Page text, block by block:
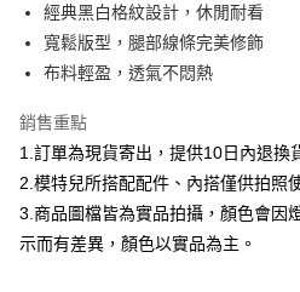
上海商業儲蓄銀行
國泰世華商業銀行
臺灣中小企業銀行
聯邦商業銀行
元大商業銀行
台新國際商業銀行
台灣樂天信用卡公司
LINE Pay
Apple Pay
悠遊付
Google Pay
大哥付你分期
經典黑白格紋設計，休閒耐看
寬鬆版型，腿部線條完美修飾
布料輕盈，透氣不悶熱
銷售重點
1.訂單為現貨寄出，提供10日內退換
2.模特兒所搭配配件、內搭僅供拍照
3.商品圖檔皆為實品拍攝，顏色會因
示而有差異，顏色以實品為主。